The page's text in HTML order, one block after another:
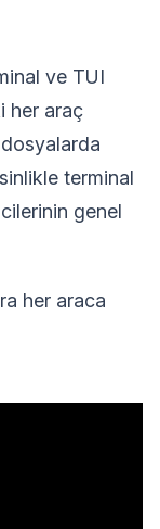
ve TUI
her araç
terminal
genel
her araca